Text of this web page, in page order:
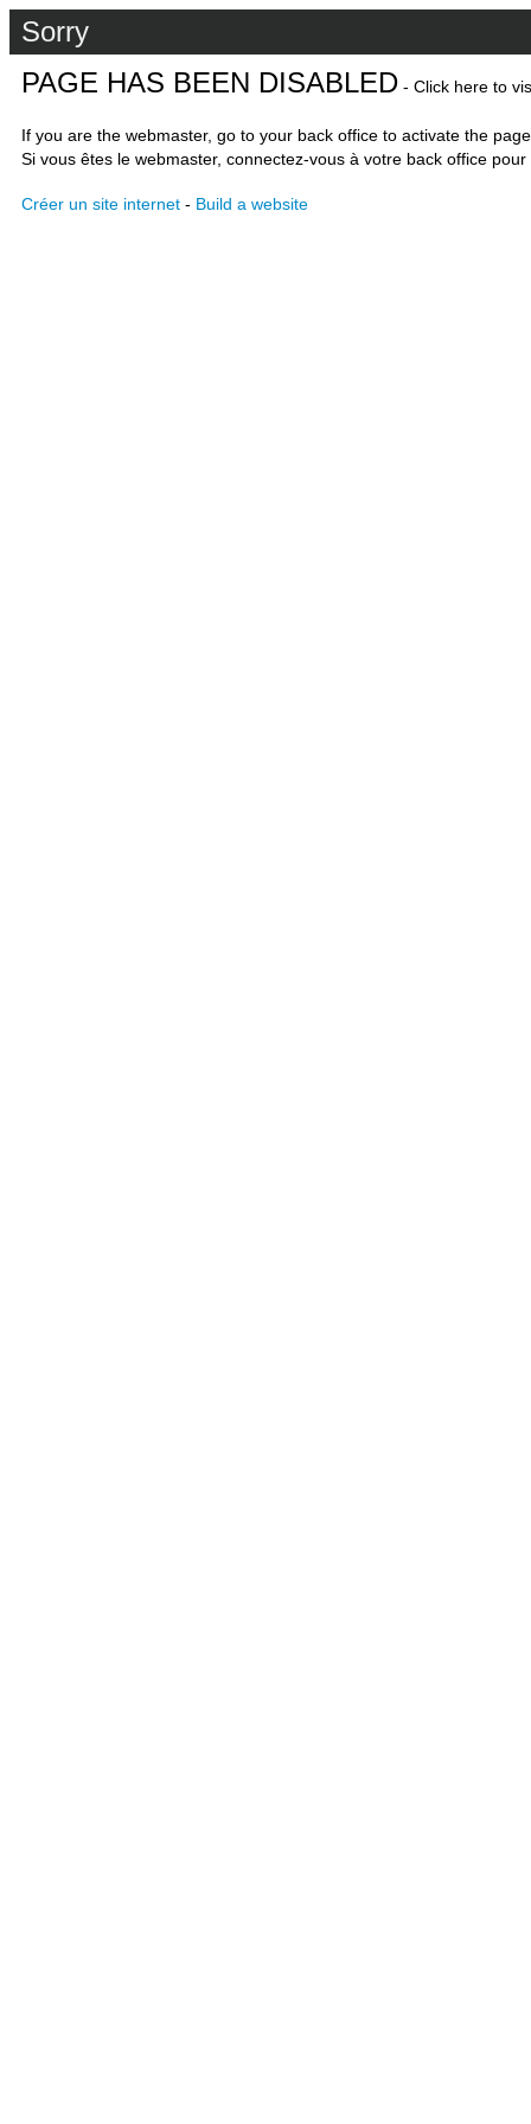
Sorry
PAGE HAS BEEN DISABLED - Click here to
If you are the webmaster, go to your back office to activate the
Si vous êtes le webmaster, connectez-vous à votre back office
Créer un site internet - Build a website